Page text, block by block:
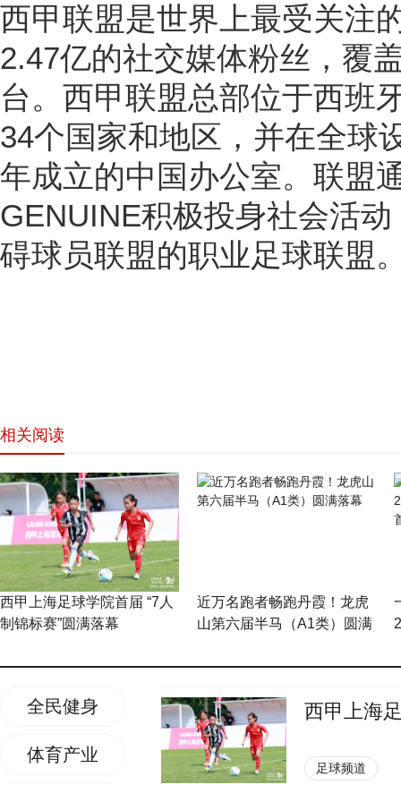
西甲联盟是世界上最受关注
2.47亿的社交媒体粉丝，覆
台。西甲联盟总部位于西班
34个国家和地区，并在全球
年成立的中国办公室。联盟
GENUINE积极投身社会活
碍球员联盟的职业足球联盟
相关阅读
西甲上海足球学院首届 “7人
制锦标赛”圆满落幕
近万名跑者畅跑丹霞！龙虎
山第六届半马（A1类）圆满
全民健身
体育产业
西甲上海
足球频道